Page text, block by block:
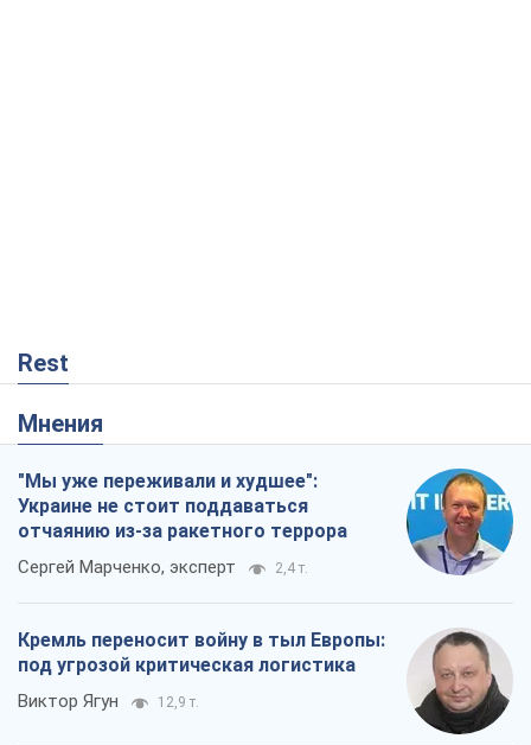
Rest
Мнения
"Мы уже переживали и худшее":
Украине не стоит поддаваться
отчаянию из-за ракетного террора
Сергей Марченко, эксперт 2,4 т.
Кремль переносит войну в тыл Европы:
под угрозой критическая логистика
Виктор Ягун 12,9 т.